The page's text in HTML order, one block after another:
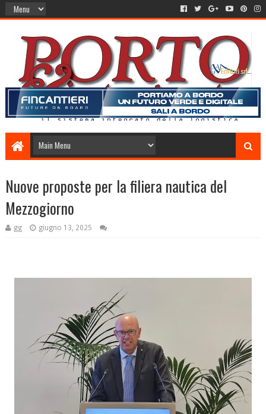
Nuove proposte per la filiera nautica del
Mezzogiorno
gg giugno 13, 2025